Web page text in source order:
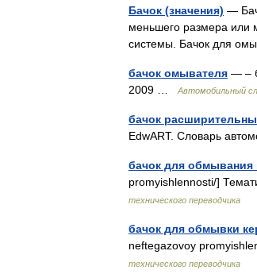
Бачок (значения) —
меньшего размера или
системы. Бачок для
бачок омывателя — –
2009 …
Автомобильный
бачок
EdwART. Словарь
бачок для обмывания
promyishlennosti/]
технического переводчика
бачок для обмывки
neftegazovoy
технического переводчика